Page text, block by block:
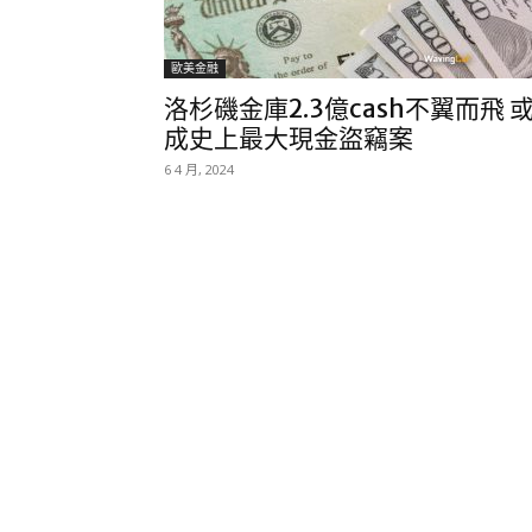
歐美金融
洛杉磯金庫2.3億cash不翼而飛
成史上最大現金盜竊案
6 4 月, 2024